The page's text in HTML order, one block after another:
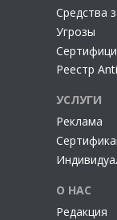
Cредства
Угрозы
Реестр
УСЛУГИ
Реклама
О НАС
Редакция